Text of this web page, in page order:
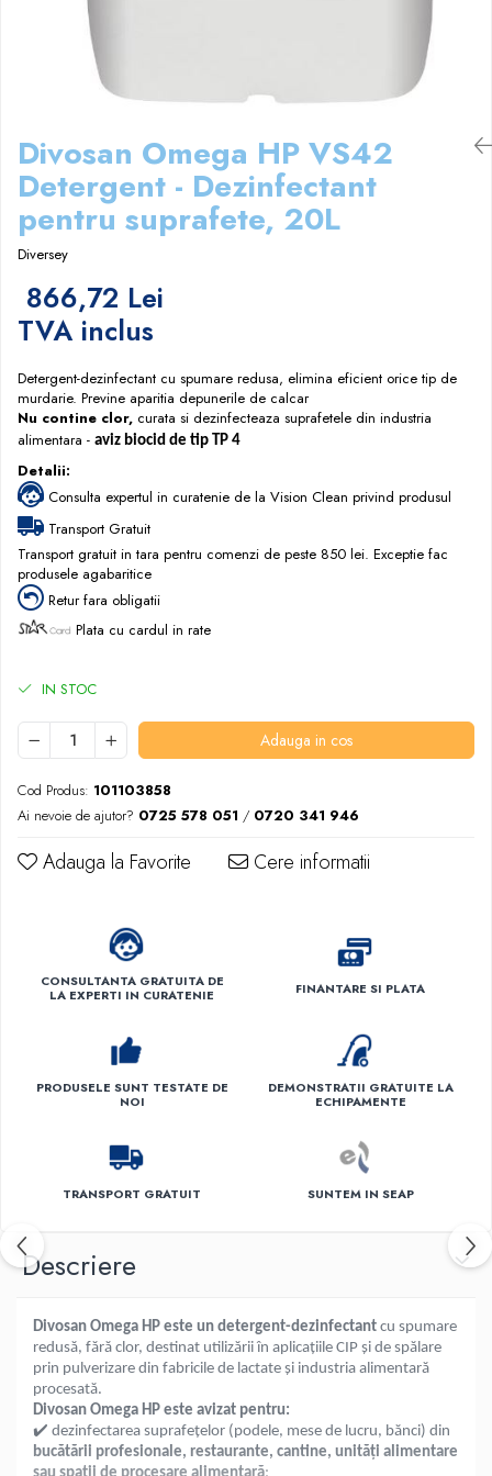
Papuci hotel
Divosan Omega HP VS42
Detergent - Dezinfectant
pentru suprafete, 20L
Diversey
866,72 Lei
TVA inclus
Detergent-dezinfectant cu spumare redusa, elimina eficient orice tip de
murdarie. Previne aparitia depunerile de calcar
Nu contine clor, curata si dezinfecteaza suprafetele din industria
alimentara - aviz biocid de tip TP 4
Detalii:
Consulta expertul in curatenie de la Vision Clean privind produsul
Transport Gratuit
Transport gratuit in tara pentru comenzi de peste 850 lei. Exceptie fac
produsele agabaritice
Retur fara obligatii
Plata cu cardul in rate
IN STOC
Adauga in cos
Cod Produs: 101103858
Ai nevoie de ajutor? 0725 578 051 / 0720 341 946
Adauga la Favorite Cere informatii
CONSULTANTA GRATUITA DE
LA EXPERTI IN CURATENIE
FINANTARE SI PLATA
PRODUSELE SUNT TESTATE DE
NOI
DEMONSTRATII GRATUITE LA
ECHIPAMENTE
TRANSPORT GRATUIT SUNTEM IN SEAP
Descriere
Divosan Omega HP este un detergent-dezinfectant cu spumare
redusă, fără clor, destinat utilizării în aplicațiile CIP și de spălare
prin pulverizare din fabricile de lactate și industria alimentară
procesată.
Divosan Omega HP este avizat pentru:
✔ ️ dezinfectarea suprafețelor (podele, mese de lucru, bănci) din
bucătării profesionale, restaurante, cantine, unități alimentare